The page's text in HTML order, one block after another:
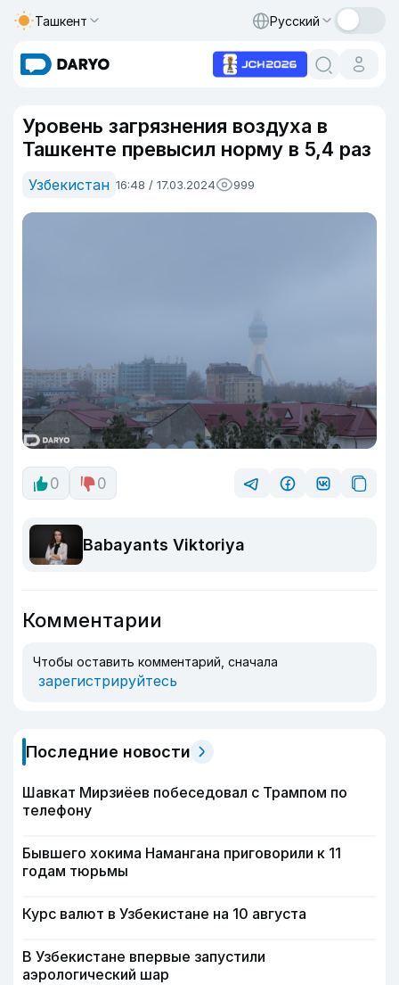
Ташкент Русский
Уровень загрязнения воздуха в
Ташкенте превысил норму в 5,4 раз
Узбекистан 16:48 / 17.03.2024 999
0 0
Babayants Viktoriya
Комментарии
Чтобы оставить комментарий, сначала
зарегистрируйтесь
Последние новости
Шавкат Мирзиёев побеседовал с Трампом по
телефону
Бывшего хокима Намангана приговорили к 11
годам тюрьмы
Курс валют в Узбекистане на 10 августа
В Узбекистане впервые запустили
аэрологический шар